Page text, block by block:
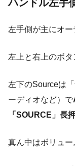
ハンドル左手
左手側が主にオー
左上と右上のボタ
左下のSourceは
ーディオなど）で
「SOURCE」長
真ん中はボリュー